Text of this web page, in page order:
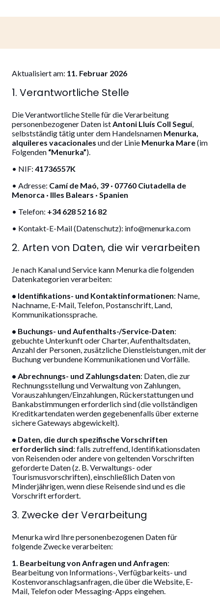
Aktualisiert am: 11. Februar 2026
1. Verantwortliche Stelle
Die Verantwortliche Stelle für die Verarbeitung
personenbezogener Daten ist Antoni Lluís Coll Seguí,
selbstständig tätig unter dem Handelsnamen Menurka,
alquileres vacacionales und der Linie Menurka Mare(im
Folgenden “Menurka”).
• NIF: 41736557K
• Adresse: Camí de Maó, 39 · 07760 Ciutadella de
Menorca · Illes Balears · Spanien
• Telefon: +34 628 52 16 82
• Kontakt-E-Mail (Datenschutz): info@menurka.com
2. Arten von Daten, die wir verarbeiten
Je nach Kanal und Service kann Menurka die folgenden
Datenkategorien verarbeiten:
• Identifikations- und Kontaktinformationen: Name,
Nachname, E-Mail, Telefon, Postanschrift, Land,
Kommunikationssprache.
• Buchungs- und Aufenthalts-/Service-Daten:
gebuchte Unterkunft oder Charter, Aufenthaltsdaten,
Anzahl der Personen, zusätzliche Dienstleistungen, mit der
Buchung verbundene Kommunikationen und Vorfälle.
• Abrechnungs- und Zahlungsdaten: Daten, die zur
Rechnungsstellung und Verwaltung von Zahlungen,
Vorauszahlungen/Einzahlungen, Rückerstattungen und
Bankabstimmungen erforderlich sind (die vollständigen
Kreditkartendaten werden gegebenenfalls über externe
sichere Gateways abgewickelt).
• Daten, die durch spezifische Vorschriften
erforderlich sind: falls zutreffend, Identifikationsdaten
von Reisenden oder andere von geltenden Vorschriften
geforderte Daten (z. B. Verwaltungs- oder
Tourismusvorschriften), einschließlich Daten von
Minderjährigen, wenn diese Reisende sind und es die
Vorschrift erfordert.
3. Zwecke der Verarbeitung
Menurka wird Ihre personenbezogenen Daten für
folgende Zwecke verarbeiten:
1. Bearbeitung von Anfragen und Anfragen:
Bearbeitung von Informations-, Verfügbarkeits- und
Kostenvoranschlagsanfragen, die über die Website, E-
Mail, Telefon oder Messaging-Apps eingehen.